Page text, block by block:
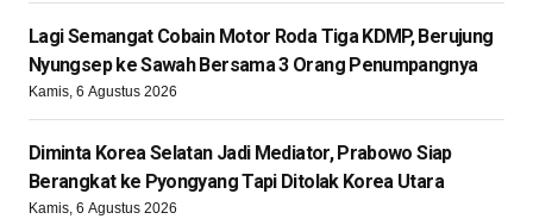
Lagi Semangat Cobain Motor Roda Tiga KDMP, Berujung
Nyungsep ke Sawah Bersama 3 Orang Penumpangnya
Kamis, 6 Agustus 2026
Diminta Korea Selatan Jadi Mediator, Prabowo Siap
Berangkat ke Pyongyang Tapi Ditolak Korea Utara
Kamis, 6 Agustus 2026